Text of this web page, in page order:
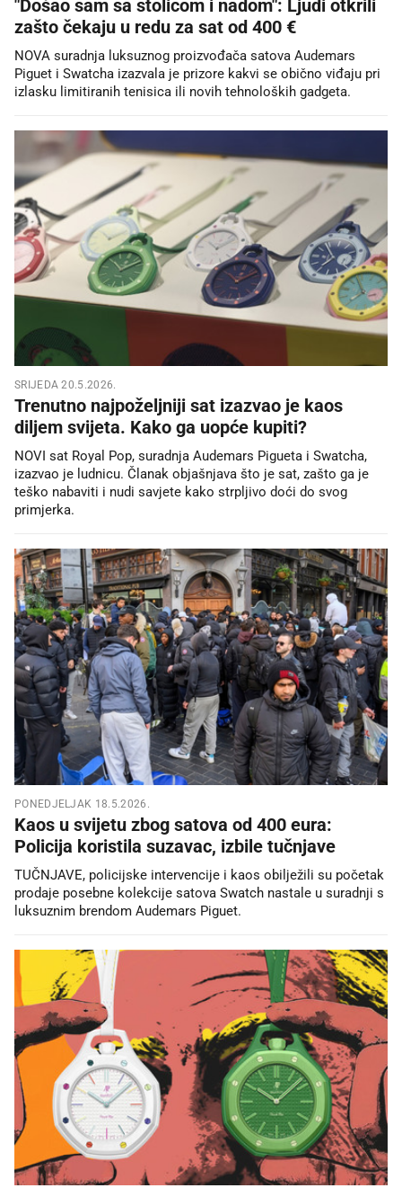
"Došao sam sa stolicom i nadom": Ljudi otkrili
zašto čekaju u redu za sat od 400 €
NOVA suradnja luksuznog proizvođača satova Audemars
Piguet i Swatcha izazvala je prizore kakvi se obično viđaju pri
izlasku limitiranih tenisica ili novih tehnoloških gadgeta.
SRIJEDA 20.5.2026.
Trenutno najpoželjniji sat izazvao je kaos
diljem svijeta. Kako ga uopće kupiti?
NOVI sat Royal Pop, suradnja Audemars Pigueta i Swatcha,
izazvao je ludnicu. Članak objašnjava što je sat, zašto ga je
teško nabaviti i nudi savjete kako strpljivo doći do svog
primjerka.
PONEDJELJAK 18.5.2026.
Kaos u svijetu zbog satova od 400 eura:
Policija koristila suzavac, izbile tučnjave
TUČNJAVE, policijske intervencije i kaos obilježili su početak
prodaje posebne kolekcije satova Swatch nastale u suradnji s
luksuznim brendom Audemars Piguet.